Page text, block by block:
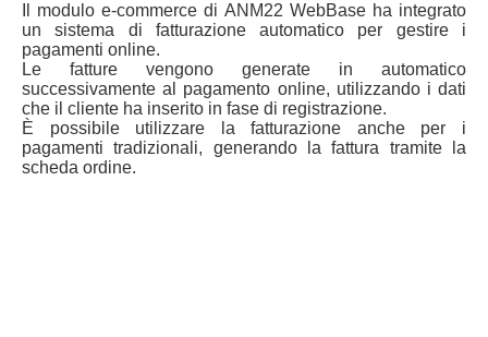
Il modulo e-commerce di ANM22 WebBase ha integrato
un sistema di fatturazione automatico per gestire i
pagamenti online.
Le fatture vengono generate in automatico
successivamente al pagamento online, utilizzando i dati
che il cliente ha inserito in fase di registrazione.
È possibile utilizzare la fatturazione anche per i
pagamenti tradizionali, generando la fattura tramite la
scheda ordine.